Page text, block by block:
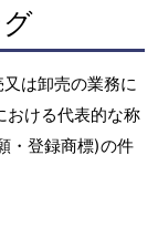
は卸売の業務に
おける代表的な称
・登録商標)の件